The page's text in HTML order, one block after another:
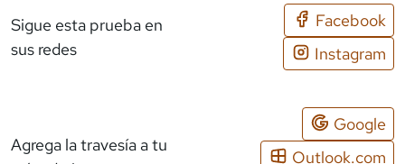
Sigue esta prueba en
sus redes
Facebook
Instagram
Agrega la travesía a tu
Google
Outlook.com